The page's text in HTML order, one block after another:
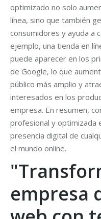
optimizado no solo
línea, sino que también
consumidores y ayuda a
ejemplo, una tienda en
puede aparecer en los
de Google, lo que
público más amplio y
interesados en los
empresa. En resumen,
profesional y optimizada
presencia digital de
el mundo online.
empresa